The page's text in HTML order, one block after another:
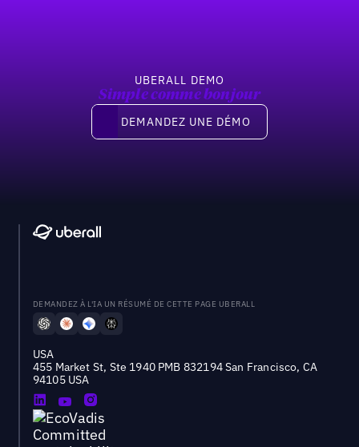
UBERALL DEMO
Simple comme bonjour
Demandez une démo
DEMANDEZ UNE DÉMO
DEMANDEZ À L'IA UN RÉSUMÉ DE CETTE PAGE UBERALL
USA
455 Market St, Ste 1940 PMB 832194 San Francisco, CA
94105 USA